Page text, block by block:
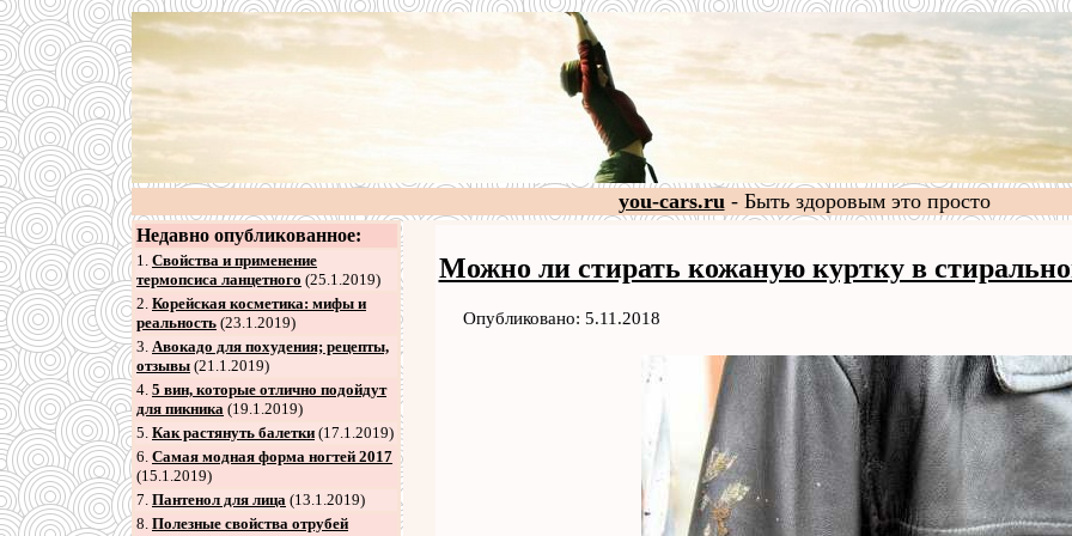
you-cars.ru- Быть здоровым это просто
Недавно опубликованное:
1. Свойства и применение
термопсиса ланцетного (25.1.2019)
2. Корейская косметика: мифы и
реальность (23.1.2019)
3. Авокадо для похудения; рецепты,
отзывы (21.1.2019)
4. 5 вин, которые отлично подойдут
для пикника (19.1.2019)
5. Как растянуть балетки (17.1.2019)
6. Самая модная форма ногтей 2017
(15.1.2019)
7. Пантенол для лица (13.1.2019)
8. Полезные свойства отрубей
Можно ли стирать кожаную куртку в
Опубликовано: 5.11.2018